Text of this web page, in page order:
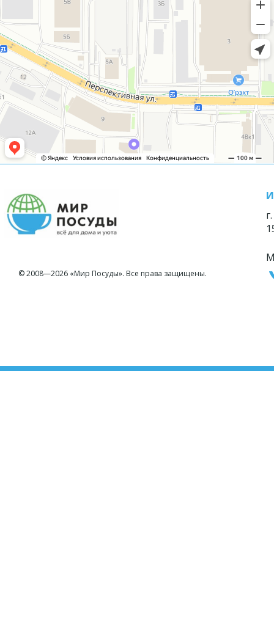
© 2008—2026 «Мир Посуды». Все права защищены.